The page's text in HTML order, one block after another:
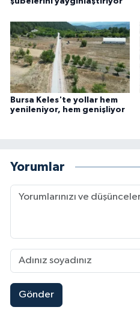
Bursa Keles'te yollar hem
yenileniyor, hem genişliyor
Yorumlar
Gönder